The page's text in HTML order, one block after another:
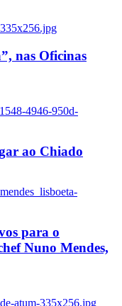
nas Oficinas
4946-950d-
ao Chiado
para o
Nuno Mendes,
atum-335x256.jpg